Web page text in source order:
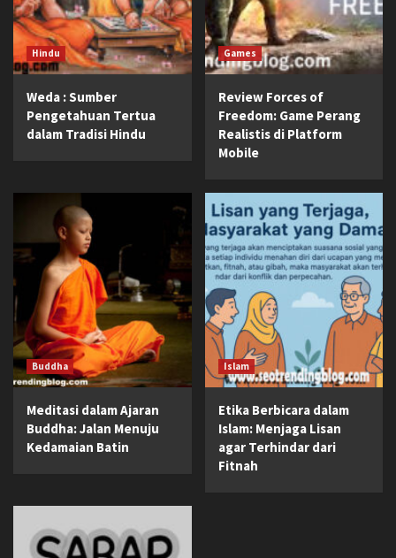
Hindu
Weda : Sumber
Pengetahuan Tertua
dalam Tradisi Hindu
Games
Review Forces of
Freedom: Game Perang
Realistis di Platform
Mobile
Buddha
Meditasi dalam Ajaran
Buddha: Jalan Menuju
Kedamaian Batin
Islam
Etika Berbicara dalam
Islam: Menjaga Lisan
agar Terhindar dari
Fitnah